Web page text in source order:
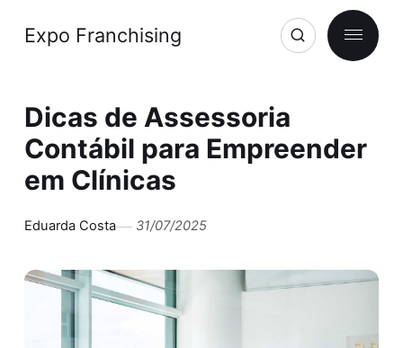
Expo Franchising
Dicas de Assessoria
Contábil para Empreender
em Clínicas
Eduarda Costa 31/07/2025